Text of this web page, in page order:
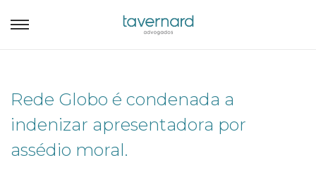
Rede Globo é condenada a
indenizar apresentadora por
assédio moral.